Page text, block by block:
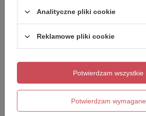
Dodaj własne zdjęcie produktu:
Analityczne pliki cookie
Reklamowe pliki cookie
Potwierdzam wymagane
Potwierdzam wszystkie